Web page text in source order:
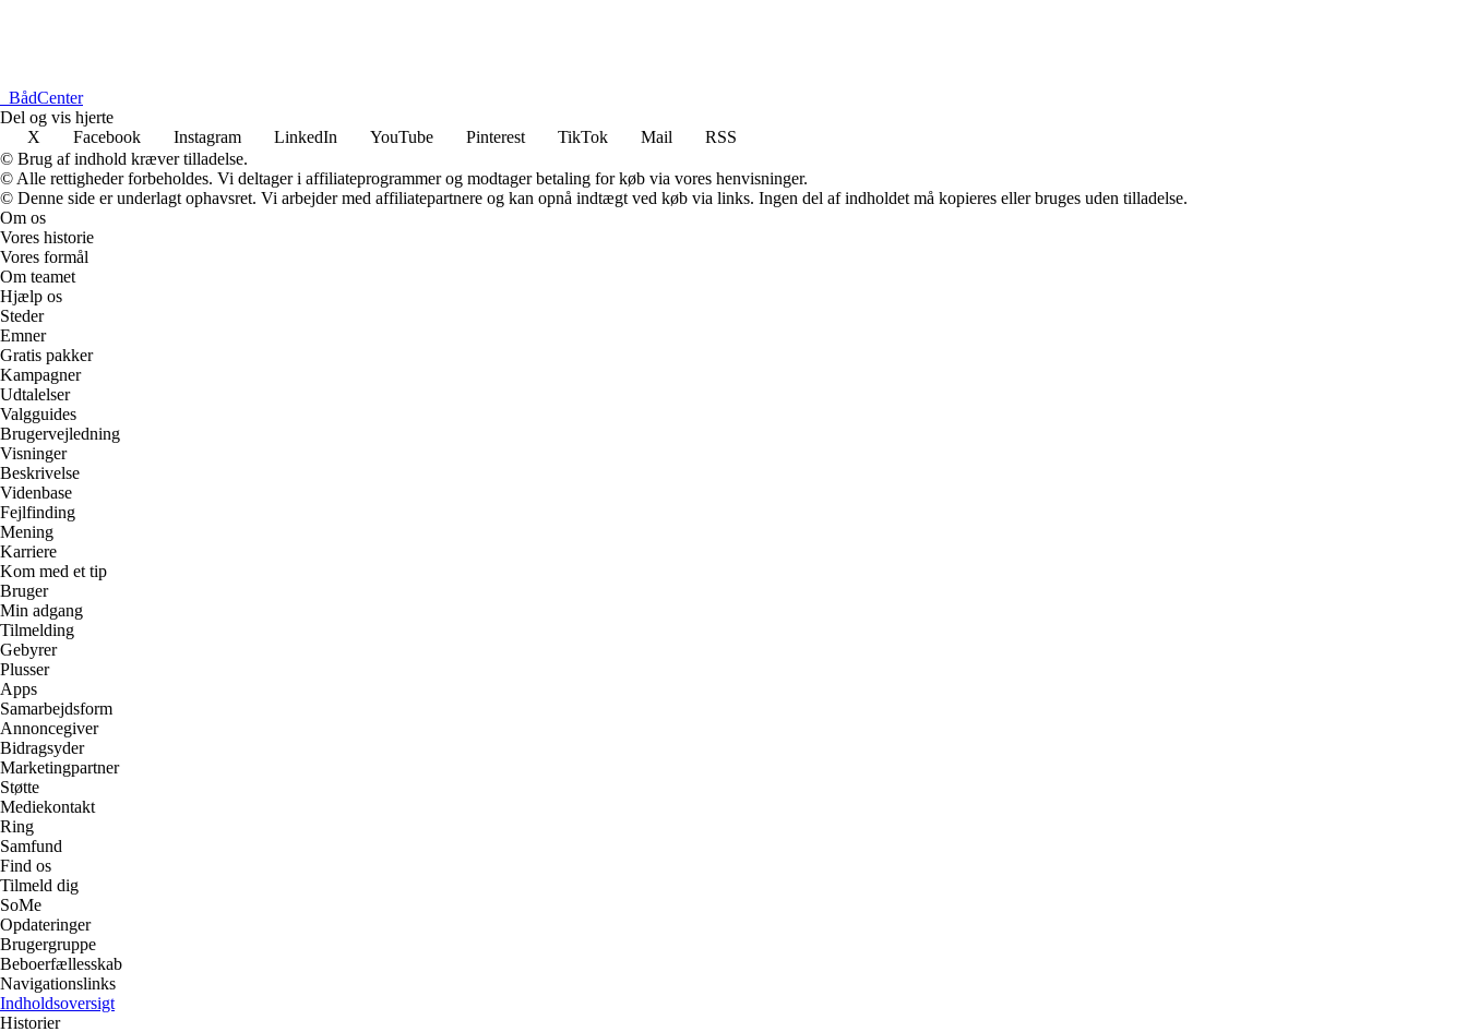
BådCenter
Del og vis hjerte
X
Facebook Instagram LinkedIn YouTube Pinterest TikTok Mail
RSS
© Brug af indhold kræver tilladelse.
© Alle rettigheder forbeholdes. Vi deltager i affiliateprogrammer og modtager betaling for køb via vores henvisninger.
© Denne side er underlagt ophavsret. Vi arbejder med affiliatepartnere og kan opnå indtægt ved køb via links. Ingen del af indholdet må kopieres eller bruges uden tilladelse.
Om os
Vores historie
Vores formål
Om teamet
Hjælp os
Steder
Emner
Gratis pakker
Kampagner
Udtalelser
Valgguides
Brugervejledning
Visninger
Beskrivelse
Videnbase
Fejlfinding
Mening
Karriere
Kom med et tip
Bruger
Min adgang
Tilmelding
Gebyrer
Plusser
Apps
Samarbejdsform
Annoncegiver
Bidragsyder
Marketingpartner
Støtte
Mediekontakt
Ring
Samfund
Find os
Tilmeld dig
SoMe
Opdateringer
Brugergruppe
Beboerfællesskab
Navigationslinks
Indholdsoversigt
Historier